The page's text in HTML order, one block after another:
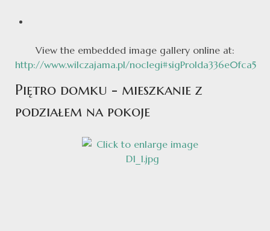
View the embedded image gallery online at:
http://www.wilczajama.pl/noclegi#sigProIda336e0fca5
Piętro domku - mieszkanie z
podziałem na pokoje